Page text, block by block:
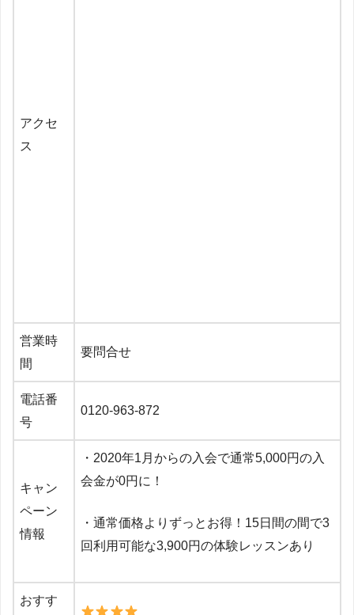
アクセ
ス
営業時
間
要問合せ
電話番
号
0120-963-872
キャン
ペーン
情報
・2020年1月からの入会で通常5,000円の入
会金が0円に！
・通常価格よりずっとお得！15日間の間で3
回利用可能な3,900円の体験レッスンあり
おすす